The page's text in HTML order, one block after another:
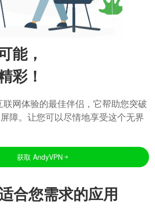
能，
彩！
网体验的最佳伴侣，它帮助您突破
障。让您可以尽情地享受这个无界
获取 AndyVPN
合您需求的应用